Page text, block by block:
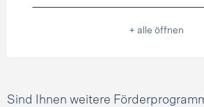
+ alle öffnen
Sind Ihnen weitere